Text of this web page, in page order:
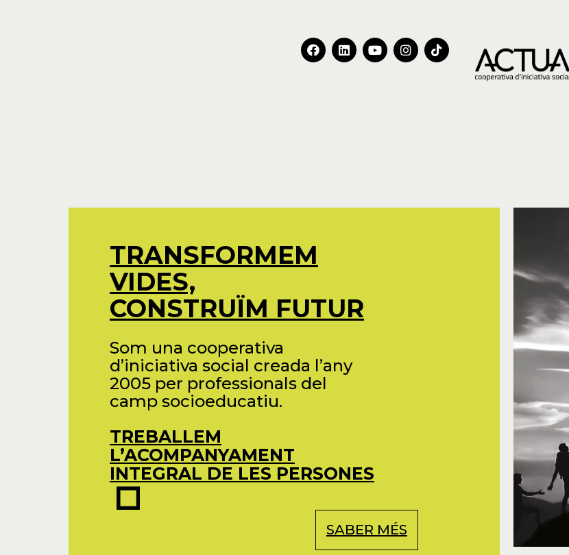
TRANSFORMEM
VIDES,
CONSTRUÏM FUTUR
Som una cooperativa
d’iniciativa social creada l’any
2005 per professionals del
camp socioeducatiu.
TREBALLEM
L’ACOMPANYAMENT
INTEGRAL DE LES PERSONES
SABER MÉS